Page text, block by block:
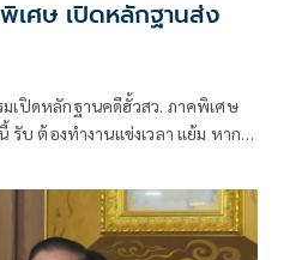
เศษ เปิดหลักฐานส่ง
เปิดหลักฐานคดีฮั้วสว. ภาคพิเศษ
รับ ต้องทำงานแข่งเวลา แย้ม หาก